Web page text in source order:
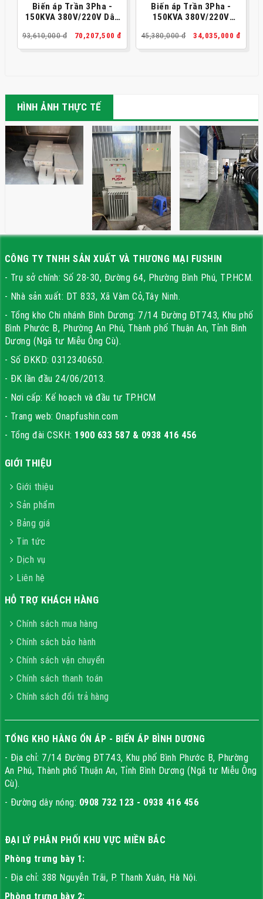
Biến áp Trần 3Pha -
150KVA 380V/220V Dây
93,610,000 đ 70,207,500 đ
Biến áp Trần 3Pha -
150KVA 380V/220V
45,380,000 đ 34,035,000 đ
HÌNH ẢNH THỰC TẾ
CÔNG TY TNHH SẢN XUẤT VÀ THƯƠNG MẠI FUSHIN
- Trụ sở chính: Số 28-30, Đường 64, Phường Bình Phú, TP.HCM.
- Nhà sản xuất: DT 833, Xã Vàm Cỏ,Tây Ninh.
- Tổng kho Chi nhánh Bình Dương: 7/14 Đường ĐT743, Khu phố
Bình Phước B, Phường An Phú, Thành phố Thuận An, Tỉnh Bình
Dương (Ngã tư Miễu Ông Cù).
- Số ĐKKD: 0312340650.
- ĐK lần đầu 24/06/2013.
- Nơi cấp: Kế hoạch và đầu tư TP.HCM
- Trang web: Onapfushin.com
- Tổng đài CSKH: 1900 633 587 & 0938 416 456
GIỚI THIỆU
Giới thiệu
Sản phẩm
Bảng giá
Tin tức
Dịch vụ
Liên hệ
HỖ TRỢ KHÁCH HÀNG
Chính sách mua hàng
Chính sách bảo hành
Chính sách vận chuyển
Chính sách thanh toán
Chính sách đổi trả hàng
TỔNG KHO HÀNG ỔN ÁP - BIẾN ÁP BÌNH DƯƠNG
- Địa chỉ: 7/14 Đường ĐT743, Khu phố Bình Phước B, Phường
An Phú, Thành phố Thuận An, Tỉnh Bình Dương (Ngã tư Miễu Ông
Cù).
- Đường dây nóng: 0908 732 123 - 0938 416 456
ĐẠI LÝ PHÂN PHỐI KHU VỰC MIỀN BẮC
Phòng trưng bày 1:
- Địa chỉ: 388 Nguyễn Trãi, P. Thanh Xuân, Hà Nội.
Phòng trưng bày 2: